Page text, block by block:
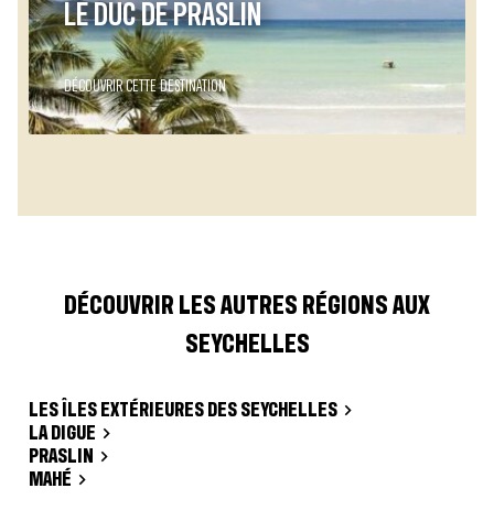
LE DUC DE PRASLIN
DÉCOUVRIR CETTE DESTINATION
DÉCOUVRIR LES AUTRES RÉGIONS AUX
SEYCHELLES
LES ÎLES EXTÉRIEURES DES SEYCHELLES
LA DIGUE
PRASLIN
MAHÉ